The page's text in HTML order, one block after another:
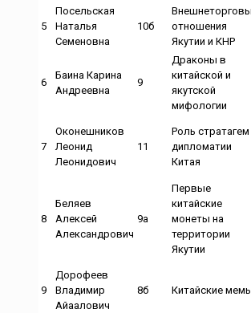
5
Посельская
Наталья
Семеновна
10б
отношения
Якутии и КНР
6
Баина Карина
Андреевна
9
Драконы в
китайской и
якутской
мифологии
7
Оконешников
Леонид
Леонидович
11
Роль стратагем
дипломатии
Китая
8
Беляев
Алексей
Александрович
9а
Первые
китайские
монеты на
территории
Якутии
9
Дорофеев
Владимир
Айаалович
8б Китайские